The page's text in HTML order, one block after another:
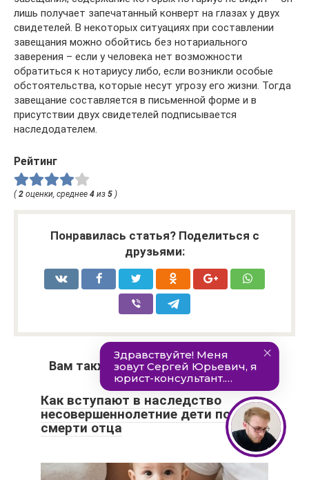
лишь получает запечатанный конверт на глазах у двух
свидетелей. В некоторых ситуациях при составлении
завещания можно обойтись без нотариального
заверения – если у человека нет возможности
обратиться к нотариусу либо, если возникли особые
обстоятельства, которые несут угрозу его жизни. Тогда
завещание составляется в письменной форме и в
присутствии двух свидетелей подписывается
наследодателем.
Рейтинг
(2 оценки, среднее 4 из 5 )
Понравилась статья? Поделиться с
друзьями:
Вам также может быть интересно
Как вступают в наследство
несовершеннолетние дети после
смерти отца